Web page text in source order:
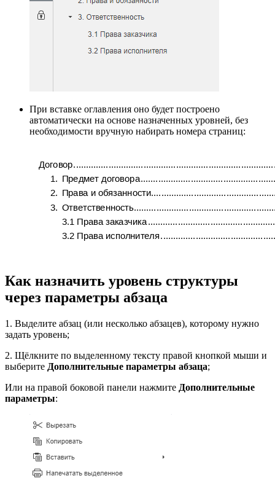
При вставке оглавления оно будет построено
автоматически на основе назначенных уровней, без
необходимости вручную набирать номера страниц:
Как назначить уровень структуры
через параметры абзаца
1. Выделите абзац (или несколько абзацев), которому нужно
задать уровень;
2. Щёлкните по выделенному тексту правой кнопкой мыши и
выберите Дополнительные параметры абзаца;
Или на правой боковой панели нажмите Дополнительные
параметры: